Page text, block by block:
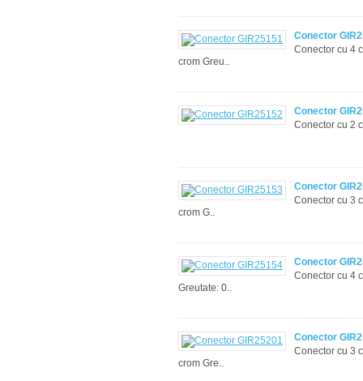
Conector
Conector cu 4
crom Greu..
Conector
Conector cu 2
Conector
Conector cu 3
crom G..
Conector
Conector cu 4
Greutate: 0..
Conector
Conector cu 3
crom Gre..